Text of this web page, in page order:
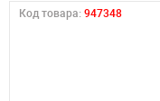
Код товара: 947348